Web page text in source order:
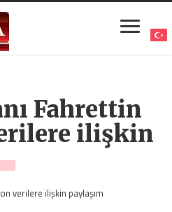
Fahrettin
ilişkin